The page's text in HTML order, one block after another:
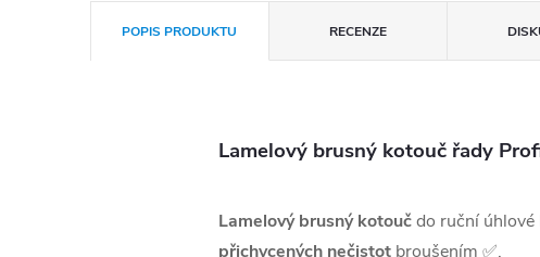
POPIS PRODUKTU RECENZE
Lamelový brusný kotouč řady
Lamelový brusný kotoučdo ruční úhlové
přichycených nečistotbroušením ✅.